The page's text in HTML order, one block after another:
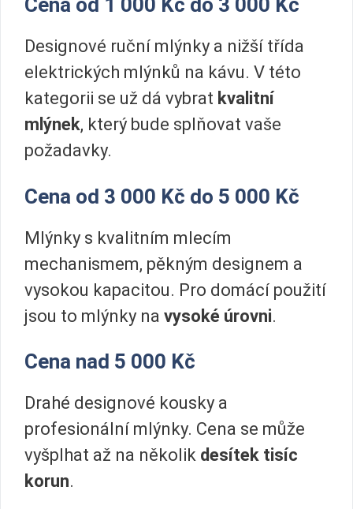
Cena od 1 000 Kč do 3 000 Kč
Designové ruční mlýnky a nižší třída
elektrických mlýnků na kávu. V této
kategorii se už dá vybrat kvalitní
mlýnek, který bude splňovat vaše
požadavky.
Cena od 3 000 Kč do 5 000 Kč
Mlýnky s kvalitním mlecím
mechanismem, pěkným designem a
vysokou kapacitou. Pro domácí použití
jsou to mlýnky na vysoké úrovni.
Cena nad 5 000 Kč
Drahé designové kousky a
profesionální mlýnky. Cena se může
vyšplhat až na několik desítek tisíc
korun.